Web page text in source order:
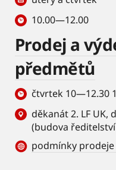
10.00—12.00
Prodej a
předmětů
čtvrtek 10—12.30
děkanát 2. LF UK,
(budova
podmínky prodeje